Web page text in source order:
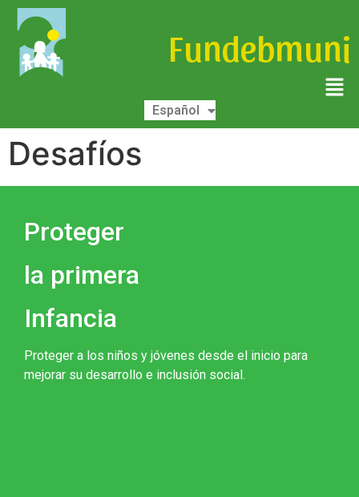
Fundebmuni
Español
English
Desafíos
Proteger
la primera
Infancia
Proteger a los niños y jóvenes desde el inicio para
mejorar su desarrollo e inclusión social.